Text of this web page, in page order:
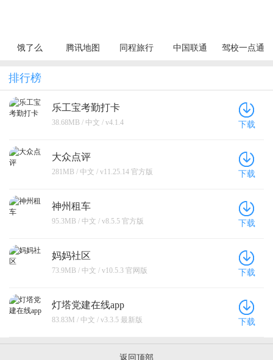
饿了么 腾讯地图 同程旅行 中国联通 驾校一点通
排行榜
乐工宝考勤打卡
38.68MB / 中文 / v4.1.4 下载
大众点评
281MB / 中文 / v11.25.14 官方版 下载
神州租车
95.3MB / 中文 / v8.5.5 官方版 下载
妈妈社区
73.9MB / 中文 / v10.5.3 官网版 下载
灯塔党建在线app
83.83M / 中文 / v3.3.5 最新版 下载
返回顶部